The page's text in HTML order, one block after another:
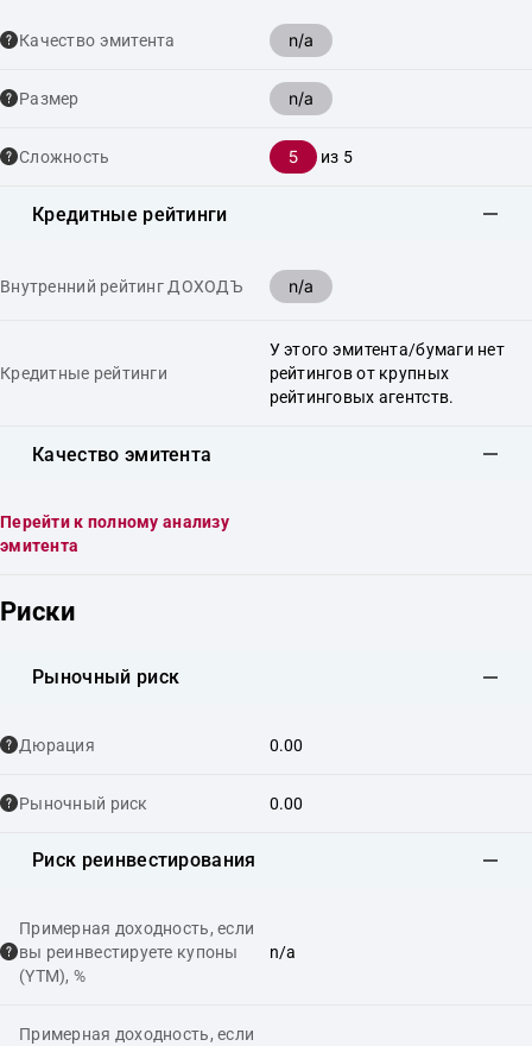
Качество эмитента n/a
Размер n/a
Сложность 5 из 5
Кредитные рейтинги
Внутренний рейтинг ДОХОДЪ n/a
Кредитные рейтинги
У этого эмитента/бумаги нет
рейтингов от крупных
рейтинговых агентств.
Качество эмитента
Перейти к полному анализу
эмитента
Риски
Рыночный риск
Дюрация 0.00
Рыночный риск 0.00
Риск реинвестирования
Примерная доходность, если
вы реинвестируете купоны
(YTM), %
n/a
Примерная доходность, если